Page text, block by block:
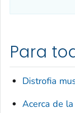
Para
Distrofia
Acerca de